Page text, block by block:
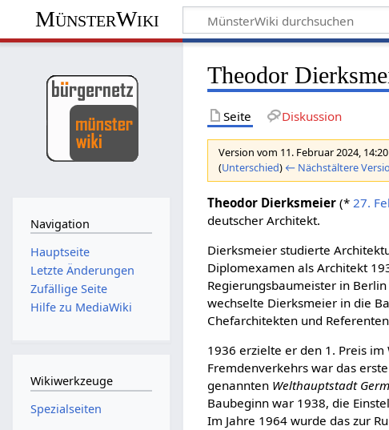
MünsterWiki
Theodor
Seite Diskussion
Version vom 11. Februar 2024,
(Unterschied) ← Nächstältere
Theodor Dierksmeier (* 27.
deutscher Architekt.
Dierksmeier studierte
Diplomexamen als Architekt
Regierungsbaumeister in
wechselte Dierksmeier in die
Chefarchitekten und
1936 erzielte er den 1. Preis
Fremdenverkehrs war das
genannten Welthauptstadt
Baubeginn war 1938, die
Im Jahre 1964 wurde das zur
Navigation
Hauptseite
Letzte Änderungen
Zufällige Seite
Hilfe zu MediaWiki
Wikiwerkzeuge
Spezialseiten